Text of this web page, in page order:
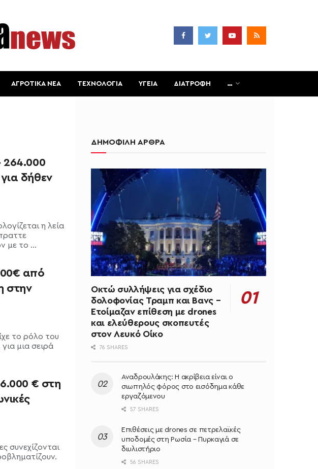
ΑΓΡΟΤΙΚΑ ΝΕΑ ΤΕΧΝΟΛΟΓΙΑ ΥΓΕΙΑ ΔΙΑΤΡΟΦΗ …
264.000
δήθεν
η λεία
με το ...
από
στην
το ρόλο του
μια σειρά
€ στη
συνεχίζονται
ΔΗΜΟΦΙΛΗ ΑΡΘΡΑ
Οκτώ συλλήψεις για σχέδιο
δολοφονίας Τραμπ και Βανς –
Ετοίμαζαν επίθεση με drones
και ελεύθερους σκοπευτές
στον Λευκό Οίκο
76 SHARES
Αναδρουλάκης: Η ακρίβεια είναι ο
σιωπηλός φόρος στο εισόδημα κάθε
εργαζόμενου
57 SHARES
Επιθέσεις με drones σε πετρελαϊκές
υποδομές στη Ρωσία – Πυρκαγιά σε
διυλιστήριο
56 SHARES